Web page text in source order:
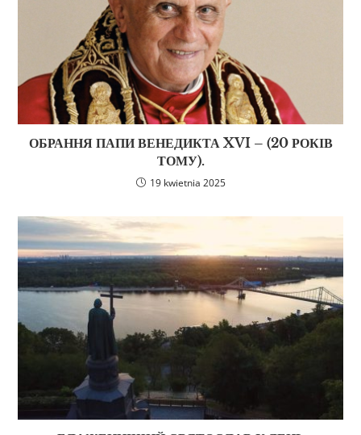
ОБРАННЯ ПАПИ ВЕНЕДИКТА XVI – (20 РОКІВ
ТОМУ).
19 kwietnia 2025